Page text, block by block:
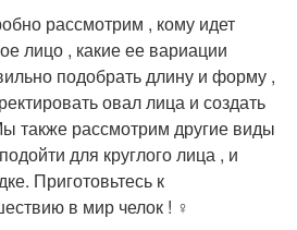
рассмотрим , кому идет
лицо , какие ее вариации
подобрать длину и форму ,
овал лица и создать
также рассмотрим другие виды
для круглого лица , и
Приготовьтесь к
в мир челок ! ‍♀️